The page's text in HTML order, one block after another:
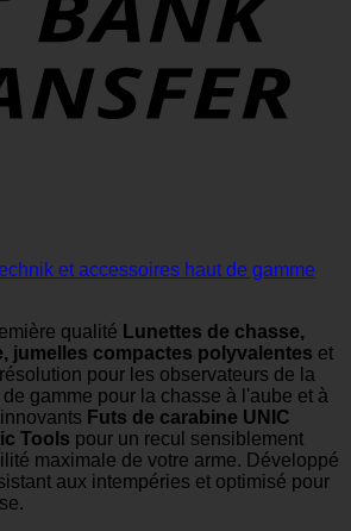
et accessoires haut de gamme
qualité Lunettes de chasse,
jumelles compactes polyvalentes et
pour les observateurs de la
gamme pour la chasse à l'aube et à
Futs de carabine UNIC
Tools pour un recul sensiblement
maximale de votre arme. Développé
aux intempéries et optimisé pour